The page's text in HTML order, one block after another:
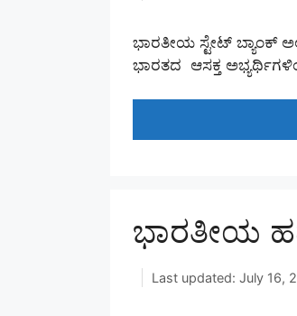
ಭಾರತೀಯ ಸ್ಟೇಟ್ ಬ್ಯಾಂಕ್
ಭಾರತದ ಆಸಕ್ತ
ಭಾರತೀಯ
July 16,